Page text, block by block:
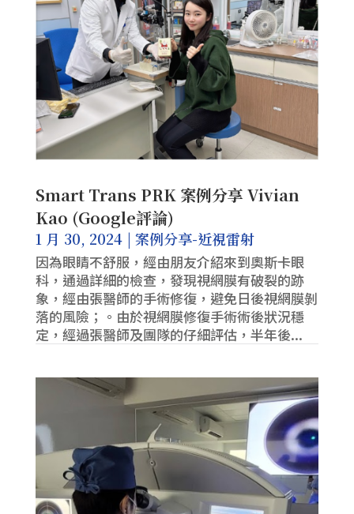
Smart Trans PRK 案例分享 Vivian
Kao (Google評論)
1 月 30, 2024| 案例分享-近視雷射
因為眼睛不舒服，經由朋友介紹來到奧斯卡眼
科，通過詳細的檢查，發現視網膜有破裂的跡
象，經由張醫師的手術修復，避免日後視網膜剝
落的風險；。由於視網膜修復手術術後狀況穩
定，經過張醫師及團隊的仔細評估，半年後...